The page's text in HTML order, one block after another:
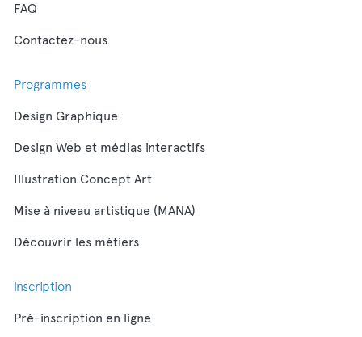
FAQ
Contactez-nous
Programmes
Design Graphique
Design Web et médias interactifs
Illustration Concept Art
Mise à niveau artistique (MANA)
Découvrir les métiers
Inscription
Pré-inscription en ligne